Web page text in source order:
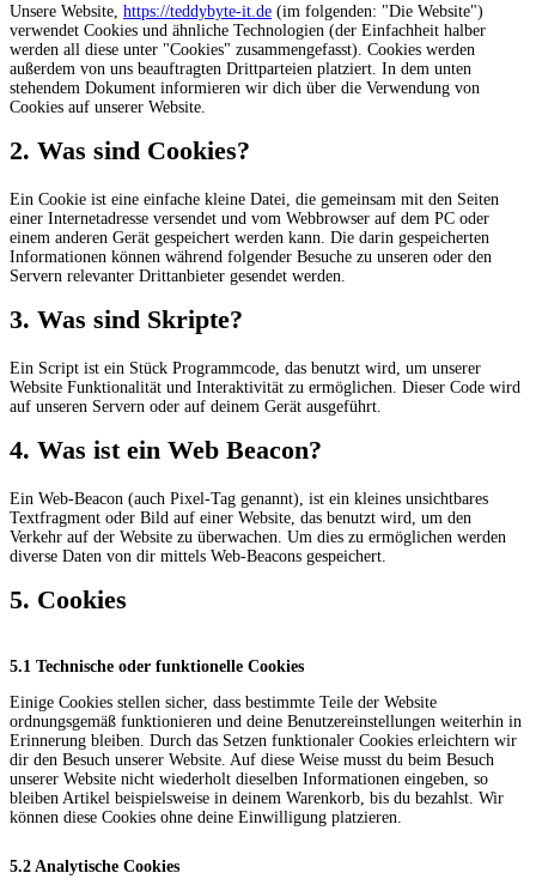
Unsere Website, https://teddybyte-it.de (im folgenden: "Die Website")
verwendet Cookies und ähnliche Technologien (der Einfachheit halber
werden all diese unter "Cookies" zusammengefasst). Cookies werden
außerdem von uns beauftragten Drittparteien platziert. In dem unten
stehendem Dokument informieren wir dich über die Verwendung von
Cookies auf unserer Website.
2. Was sind Cookies?
Ein Cookie ist eine einfache kleine Datei, die gemeinsam mit den Seiten
einer Internetadresse versendet und vom Webbrowser auf dem PC oder
einem anderen Gerät gespeichert werden kann. Die darin gespeicherten
Informationen können während folgender Besuche zu unseren oder den
Servern relevanter Drittanbieter gesendet werden.
3. Was sind Skripte?
Ein Script ist ein Stück Programmcode, das benutzt wird, um unserer
Website Funktionalität und Interaktivität zu ermöglichen. Dieser Code wird
auf unseren Servern oder auf deinem Gerät ausgeführt.
4. Was ist ein Web Beacon?
Ein Web-Beacon (auch Pixel-Tag genannt), ist ein kleines unsichtbares
Textfragment oder Bild auf einer Website, das benutzt wird, um den
Verkehr auf der Website zu überwachen. Um dies zu ermöglichen werden
diverse Daten von dir mittels Web-Beacons gespeichert.
5. Cookies
5.1 Technische oder funktionelle Cookies
Einige Cookies stellen sicher, dass bestimmte Teile der Website
ordnungsgemäß funktionieren und deine Benutzereinstellungen weiterhin in
Erinnerung bleiben. Durch das Setzen funktionaler Cookies erleichtern wir
dir den Besuch unserer Website. Auf diese Weise musst du beim Besuch
unserer Website nicht wiederholt dieselben Informationen eingeben, so
bleiben Artikel beispielsweise in deinem Warenkorb, bis du bezahlst. Wir
können diese Cookies ohne deine Einwilligung platzieren.
5.2 Analytische Cookies